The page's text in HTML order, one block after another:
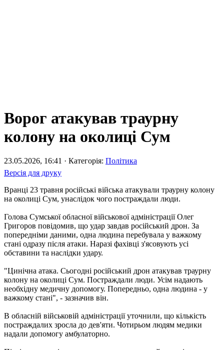
Ворог атакував траурну
колону на околиці Сум
23.05.2026, 16:41 · Категорія: Політика
Версія для друку
Вранці 23 травня російські війська атакували траурну колону
на околиці Сум, унаслідок чого постраждали люди.
Голова Сумської обласної військової адміністрації Олег
Григоров повідомив, що удар завдав російський дрон. За
попередніми даними, одна людина перебувала у важкому
стані одразу після атаки. Наразі фахівці з'ясовують усі
обставини та наслідки удару.
"Цинічна атака. Сьогодні російський дрон атакував траурну
колону на околиці Сум. Постраждали люди. Усім надають
необхідну медичну допомогу. Попередньо, одна людина - у
важкому стані", - зазначив він.
В обласній військовій адміністрації уточнили, що кількість
постраждалих зросла до дев'яти. Чотирьом людям медики
надали допомогу амбулаторно.